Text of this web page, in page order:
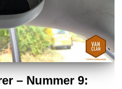
– Nummer 9: